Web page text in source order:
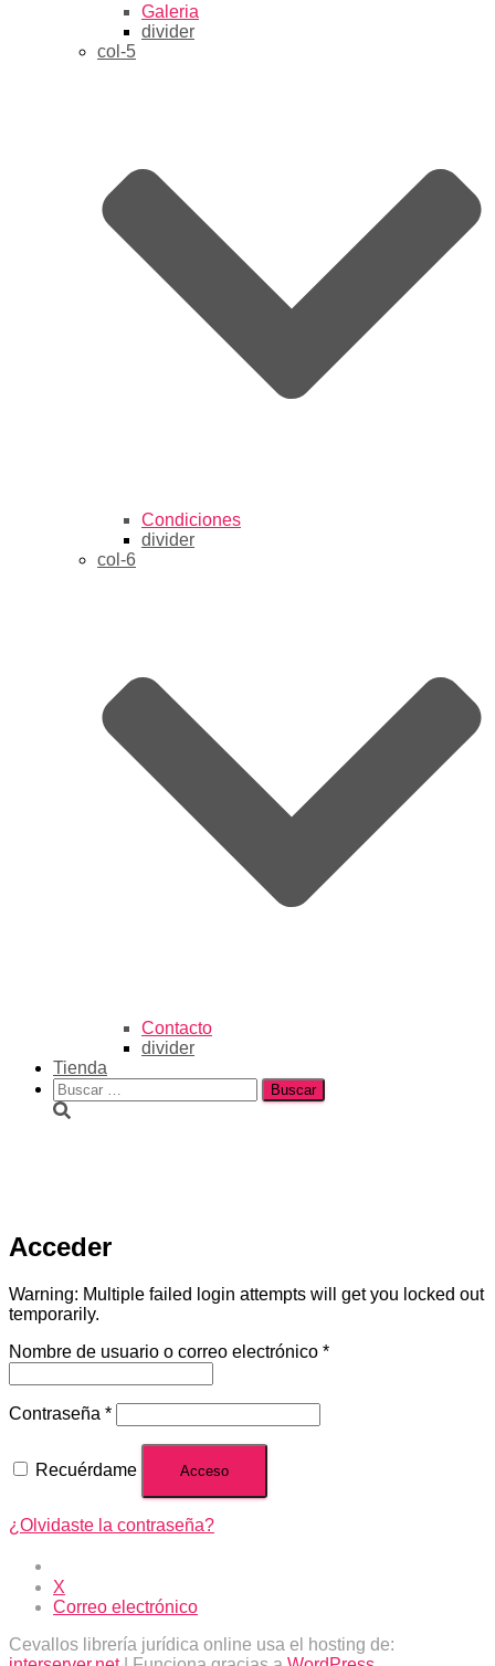
Galeria
divider
col-5
Condiciones
divider
col-6
Contacto
divider
Tienda
Buscar:
Acceder
Warning: Multiple failed login attempts will get you locked out
temporarily.
Nombre de usuario o correo electrónico *Obligatorio
Contraseña *Obligatorio
Recuérdame Acceso
¿Olvidaste la contraseña?
X
Correo electrónico
Cevallos librería jurídica online usa el hosting de: